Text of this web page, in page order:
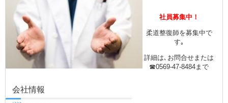
社員募集中！
柔道整復師を募集中で
す｡
詳細は､お問合せまたは
☎0569-47-8484まで
会社情報